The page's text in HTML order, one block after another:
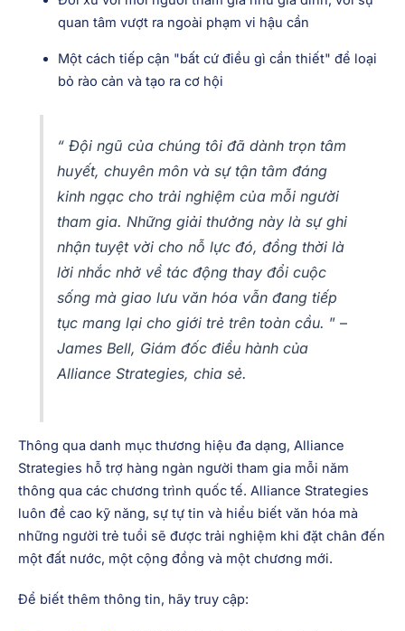
quan tâm vượt ra ngoài phạm vi hậu cần
Một cách tiếp cận "bất cứ điều gì cần thiết" để loại
bỏ rào cản và tạo ra cơ hội
“ Đội ngũ của chúng tôi đã dành trọn tâm
huyết, chuyên môn và sự tận tâm đáng
kinh ngạc cho trải nghiệm của mỗi người
tham gia. Những giải thưởng này là sự ghi
nhận tuyệt vời cho nỗ lực đó, đồng thời là
lời nhắc nhở về tác động thay đổi cuộc
sống mà giao lưu văn hóa vẫn đang tiếp
tục mang lại cho giới trẻ trên toàn cầu. ” –
James Bell, Giám đốc điều hành của
Alliance Strategies, chia sẻ.
Thông qua danh mục thương hiệu đa dạng, Alliance
Strategies hỗ trợ hàng ngàn người tham gia mỗi năm
thông qua các chương trình quốc tế. Alliance Strategies
luôn đề cao kỹ năng, sự tự tin và hiểu biết văn hóa mà
những người trẻ tuổi sẽ được trải nghiệm khi đặt chân đến
một đất nước, một cộng đồng và một chương mới.
Để biết thêm thông tin, hãy truy cập: